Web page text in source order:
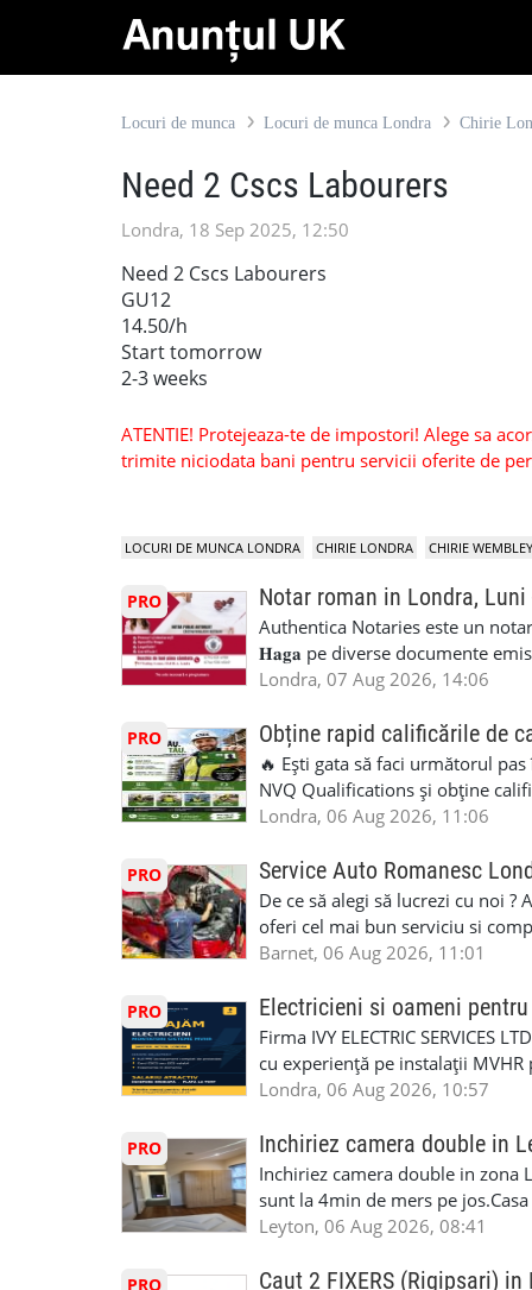
Locuri de munca Locuri de munca Londra Chirie
Need 2 Cscs Labourers
Londra, 18 Sep 2025, 12:50
Need 2 Cscs Labourers
GU12
14.50/h
Start tomorrow
2-3 weeks
ATENTIE! Protejeaza-te de impostori! Alege sa
trimite niciodata bani pentru servicii oferite de
LOCURI DE MUNCA LONDRA CHIRIE LONDRA CHIRIE WEMBLEY
PRO Notar roman in Londra, Luni
Authentica Notaries este un
𝐇𝐚𝐠𝐚 pe diverse documente
căsătorie) ♦ 𝐩𝐫𝐨𝐜𝐮𝐫𝐢 ♦
împrumut în România) ♦ 𝐭𝐫𝐚𝐝𝐮𝐜𝐞𝐫𝐢
judiciar din România ♦Certificat
Identificari (ex.ID1) Legal, fără
sâmbăta 🕒 Program: • Luni -
Telefon/WhatsApp: 0792 831
#declaratiidecalatorie
Londra, 07 Aug 2026, 14:06
PRO Obține rapid calificările de
🔥 Ești gata să faci următorul
NVQ Qualifications și obține
Calificări recunoscute în UK ✅
competențele 👷 Indiferent dacă
oficială, noi te ajutăm să alegi
complicații. 💥 Suport real de la
noi oportunități de muncă și de
6RR 🚀 CSCS Colindale – GQA
te astăzi. Construiește-ți viitorul
Londra, 06 Aug 2026, 11:06
PRO Service Auto Romanesc
De ce să alegi să lucrezi cu noi
oferi cel mai bun serviciu si
alegerea ideală: Personal
Auto. Indiferent de situație,
repara in scurt timp si eficient
garaj auto care ofera orice tip de
Lucram cu Toate Garantiile si
iTP/MOT Masini Mici si Vanuri
Accident Management, Preluam
Masina la Schimb. ✅ Distributii
Geometrie Profesionala Roti
Explicatii. ✅ Suntem foarte buni
Reparam orice tip de masina
Barnet, 06 Aug 2026, 11:01
PRO Electricieni si oameni
Firma IVY ELECTRIC SERVICES
cu experiență pe instalații
obligatorii: 🔹 Full PPE
lucru constant ✅ Echipă
detalii și programare, trimiteți
Londra, 06 Aug 2026, 10:57
PRO Inchiriez camera double in
Inchiriez camera double in zona
sunt la 4min de mers pe
incluse.Cautam o persoana sau
seriozitate.Multumesc anticipat.
Leyton, 06 Aug 2026, 08:41
PRO Caut 2 FIXERS (Rigipsari) in